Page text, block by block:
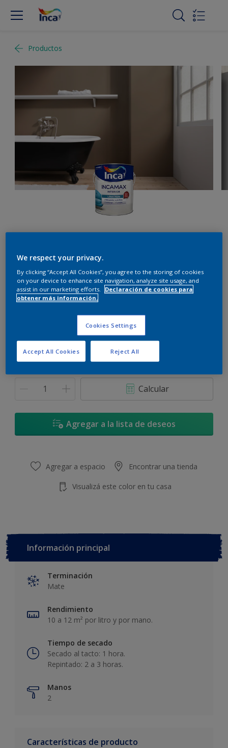
Productos
Piedra Esculpida
Cambiar de color
3,6 L 17,4 L
Calcular
Agregar a la lista de deseos
Agregar a espacio Encontrar una tienda
Visualizá este color en tu casa
Información principal
Terminación
Mate
Rendimiento
10 a 12 m² por litro y por mano.
Tiempo de secado
Secado al tacto: 1 hora.
Repintado: 2 a 3 horas.
Manos
2
Características de producto
We respect your privacy.
By clicking “Accept All Cookies”, you agree to the storing of cookies
on your device to enhance site navigation, analyze site usage, and
assist in our marketing efforts.
Declaración de cookies para
obtener más información.
Cookies Settings
Reject All
Accept All Cookies